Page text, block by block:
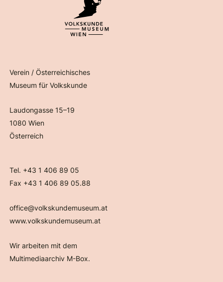
Verein / Österreichisches
Museum für Volkskunde
Laudongasse 15–19
1080 Wien
Österreich
Tel. +43 1 406 89 05
Fax +43 1 406 89 05.88
office@volkskundemuseum.at
www.volkskundemuseum.at
Wir arbeiten mit dem
Multimediaarchiv M-Box.